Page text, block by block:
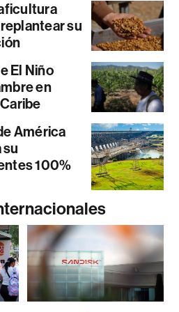
su
El Niño
en
América
su
100%